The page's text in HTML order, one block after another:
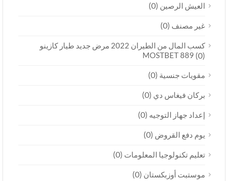
العيش الرصين(0)
غير مصنف(0)
كسب المال من الطيران 2022 مرض جديد طيار كازينو
MOSTBET 889(0)
مقويات جنسية(0)
بركان فيغاس دي(0)
إعداد جهاز التوجيه(0)
يوم دفع القروض(0)
تعليم تكنولوجيا المعلومات(0)
موستبت أوزبكستان(0)